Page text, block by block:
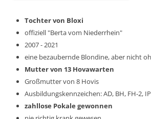
Tochter von Bloxi
offiziell "Berta vom Niederrhein"
2007 - 2021
eine bezaubernde Blondine, aber nicht
Mutter von 13 Hovawarten
Großmutter von 8 Hovis
Ausbildungskennzeichen: AD, BH, FH-2,
zahllose Pokale gewonnen